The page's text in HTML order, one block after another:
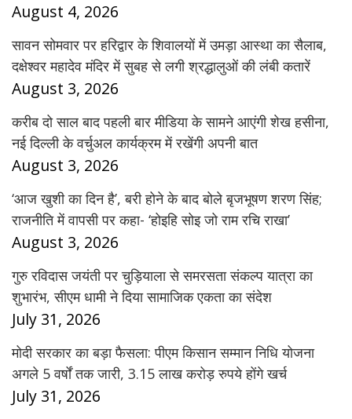
August 4, 2026
सावन सोमवार पर हरिद्वार के शिवालयों में उमड़ा आस्था का सैलाब,
दक्षेश्वर महादेव मंदिर में सुबह से लगी श्रद्धालुओं की लंबी कतारें
August 3, 2026
करीब दो साल बाद पहली बार मीडिया के सामने आएंगी शेख हसीना,
नई दिल्ली के वर्चुअल कार्यक्रम में रखेंगी अपनी बात
August 3, 2026
‘आज खुशी का दिन है’, बरी होने के बाद बोले बृजभूषण शरण सिंह;
राजनीति में वापसी पर कहा- ‘होइहि सोइ जो राम रचि राखा’
August 3, 2026
गुरु रविदास जयंती पर चुड़ियाला से समरसता संकल्प यात्रा का
शुभारंभ, सीएम धामी ने दिया सामाजिक एकता का संदेश
July 31, 2026
मोदी सरकार का बड़ा फैसला: पीएम किसान सम्मान निधि योजना
अगले 5 वर्षों तक जारी, 3.15 लाख करोड़ रुपये होंगे खर्च
July 31, 2026